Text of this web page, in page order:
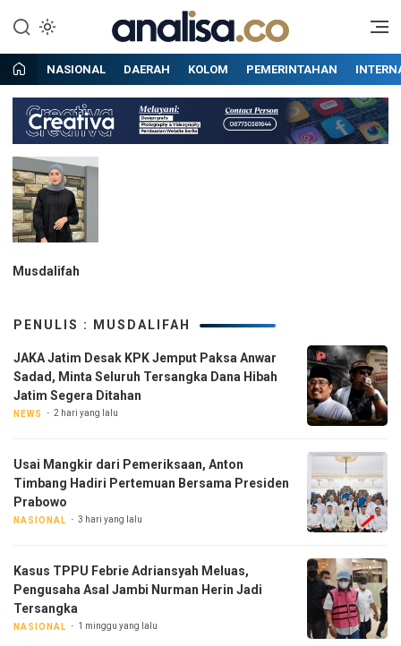
konten
Analisa
Situs berita online terpercaya
NASIONAL DAERAH KOLOM PEMERINTAHAN
Musdalifah
PENULIS : MUSDALIFAH
JAKA Jatim Desak KPK Jemput Paksa Anwar
Sadad, Minta Seluruh Tersangka Dana Hibah
Jatim Segera Ditahan
NEWS 2 hari yang lalu
Usai Mangkir dari Pemeriksaan, Anton
Timbang Hadiri Pertemuan Bersama Presiden
Prabowo
NASIONAL 3 hari yang lalu
Kasus TPPU Febrie Adriansyah Meluas,
Pengusaha Asal Jambi Nurman Herin Jadi
Tersangka
NASIONAL 1 minggu yang lalu